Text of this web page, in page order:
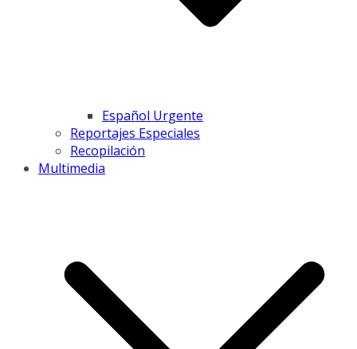
Español Urgente
Reportajes Especiales
Recopilación
Multimedia